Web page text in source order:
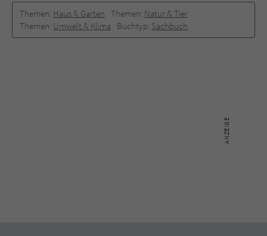
Themen: Haus & Garten Themen: Natur & Tier
Themen: Umwelt & Klima Buchtyp: Sachbuch